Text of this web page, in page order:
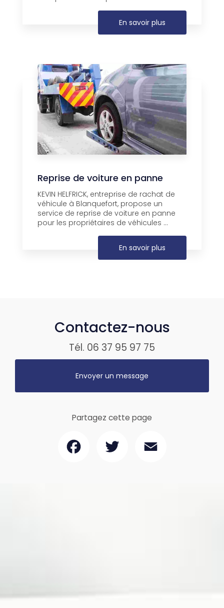
En savoir plus
Reprise de voiture en panne
KEVIN HELFRICK, entreprise de rachat de
véhicule à Blanquefort, propose un
service de reprise de voiture en panne
pour les propriétaires de véhicules ...
En savoir plus
Contactez-nous
Tél. 06 37 95 97 75
Envoyer un message
Partagez cette page